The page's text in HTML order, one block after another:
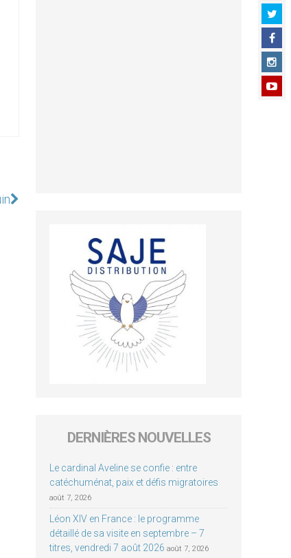
DERNIÈRES NOUVELLES
Le cardinal Aveline se confie : entre
catéchuménat, paix et défis migratoires
août 7, 2026
Léon XIV en France : le programme
détaillé de sa visite en septembre – 7
titres, vendredi 7 août 2026 août 7, 2026